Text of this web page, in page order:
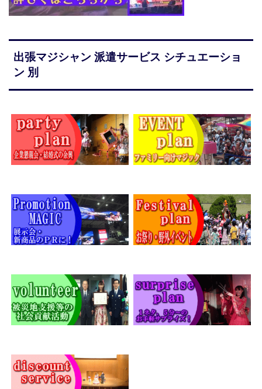
出張マジシャン 派遣サービス シチュエーショ
ン 別